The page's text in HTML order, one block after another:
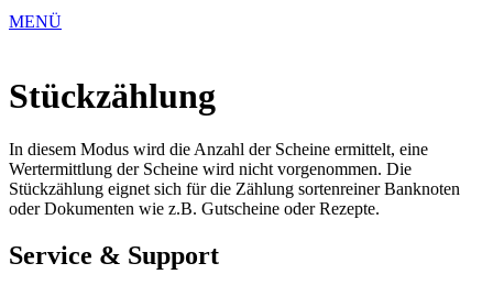
MENÜ
Stückzählung
In diesem Modus wird die Anzahl der Scheine ermittelt, eine
Wertermittlung der Scheine wird nicht vorgenommen. Die
Stückzählung eignet sich für die Zählung sortenreiner Banknoten
oder Dokumenten wie z.B. Gutscheine oder Rezepte.
Service & Support